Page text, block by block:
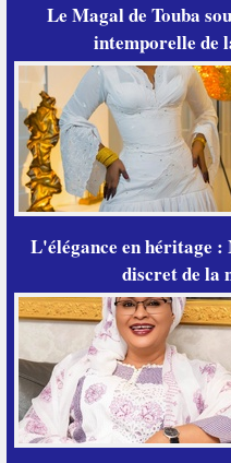
Le Magal de Touba
intemporelle de
L'élégance en héritage
discret de la